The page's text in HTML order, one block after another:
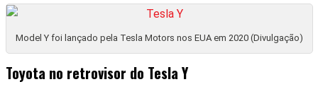
Model Y foi lançado pela Tesla Motors nos EUA em 2020 (Divulgação)
Toyota no retrovisor do Tesla Y